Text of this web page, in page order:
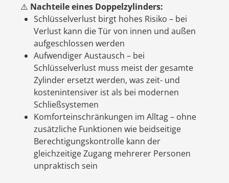
⚠️ Nachteile eines Doppelzylinders:
Schlüsselverlust birgt hohes Risiko – bei
Verlust kann die Tür von innen und außen
aufgeschlossen werden
Aufwendiger Austausch – bei
Schlüsselverlust muss meist der gesamte
Zylinder ersetzt werden, was zeit- und
kostenintensiver ist als bei modernen
Schließsystemen
Komforteinschränkungen im Alltag – ohne
zusätzliche Funktionen wie beidseitige
Berechtigungskontrolle kann der
gleichzeitige Zugang mehrerer Personen
unpraktisch sein